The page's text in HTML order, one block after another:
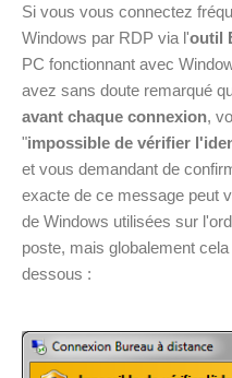
Si vous vous connectez
Windows par RDP via l'outil
PC fonctionnant avec
avez sans doute remarqué
avant chaque connexion,
"impossible de vérifier
et vous demandant de
exacte de ce message peut
de Windows utilisées sur
poste, mais globalement
dessous :